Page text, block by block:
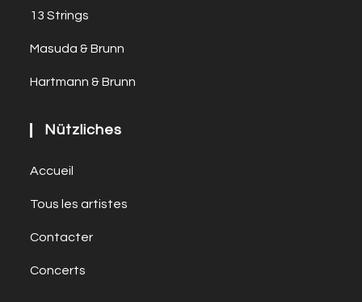
13 Strings
Masuda & Brunn
Hartmann & Brunn
Nützliches
Accueil
Tous les artistes
Contacter
Concerts